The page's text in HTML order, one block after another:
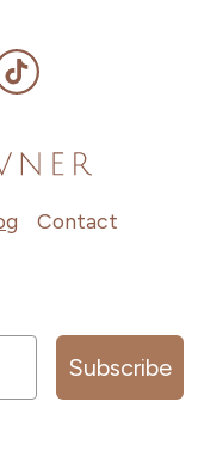
Contact
Subscribe